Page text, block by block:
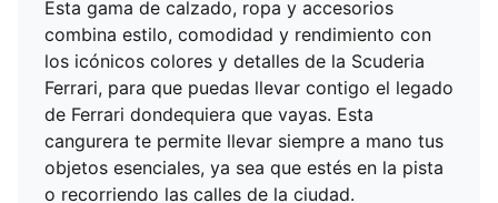
Esta gama de calzado, ropa y accesorios
combina estilo, comodidad y rendimiento con
los icónicos colores y detalles de la Scuderia
Ferrari, para que puedas llevar contigo el legado
de Ferrari dondequiera que vayas. Esta
cangurera te permite llevar siempre a mano tus
objetos esenciales, ya sea que estés en la pista
o recorriendo las calles de la ciudad.